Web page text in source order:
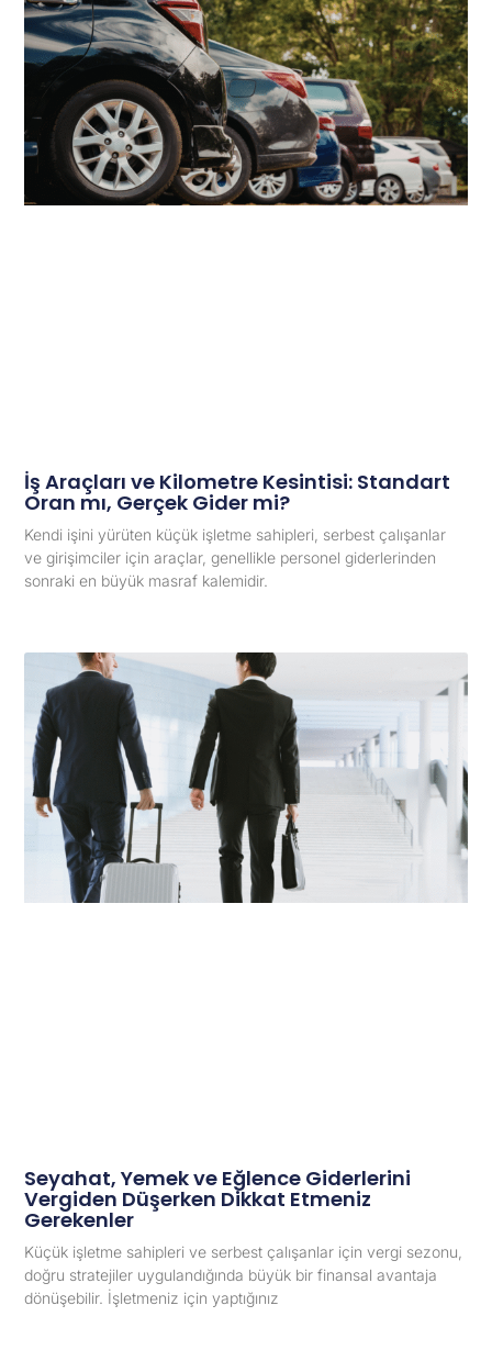
İş Araçları ve Kilometre Kesintisi: Standart
Oran mı, Gerçek Gider mi?
Kendi işini yürüten küçük işletme sahipleri, serbest çalışanlar
ve girişimciler için araçlar, genellikle personel giderlerinden
sonraki en büyük masraf kalemidir.
Seyahat, Yemek ve Eğlence Giderlerini
Vergiden Düşerken Dikkat Etmeniz
Gerekenler
Küçük işletme sahipleri ve serbest çalışanlar için vergi sezonu,
doğru stratejiler uygulandığında büyük bir finansal avantaja
dönüşebilir. İşletmeniz için yaptığınız